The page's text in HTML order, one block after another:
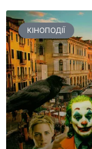
КІНОПОДІЇ